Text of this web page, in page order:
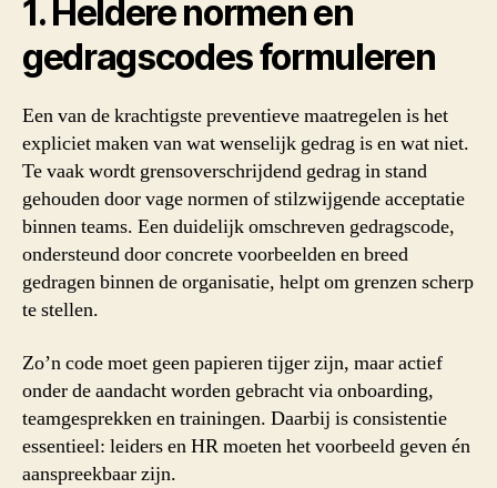
1. Heldere normen en
gedragscodes formuleren
Een van de krachtigste preventieve maatregelen is het
expliciet maken van wat wenselijk gedrag is en wat niet.
Te vaak wordt grensoverschrijdend gedrag in stand
gehouden door vage normen of stilzwijgende acceptatie
binnen teams. Een duidelijk omschreven gedragscode,
ondersteund door concrete voorbeelden en breed
gedragen binnen de organisatie, helpt om grenzen scherp
te stellen.
Zo’n code moet geen papieren tijger zijn, maar actief
onder de aandacht worden gebracht via onboarding,
teamgesprekken en trainingen. Daarbij is consistentie
essentieel: leiders en HR moeten het voorbeeld geven én
aanspreekbaar zijn.